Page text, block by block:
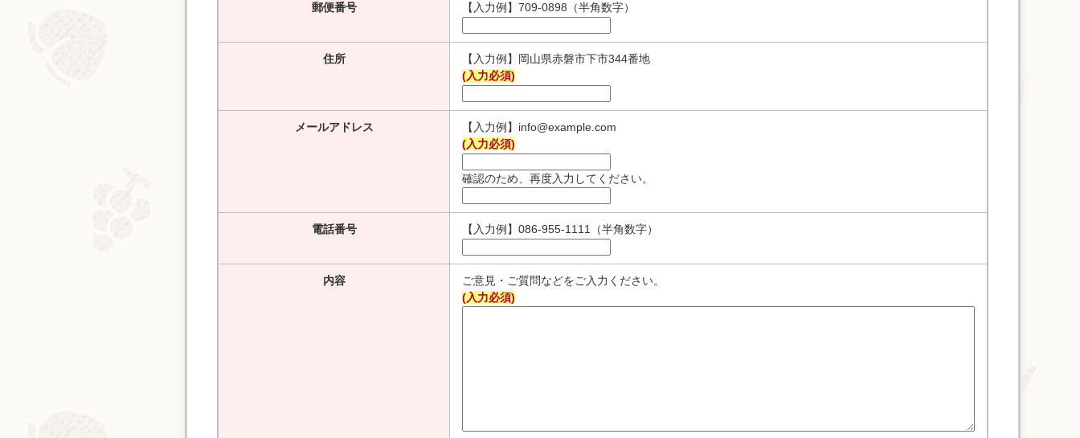
郵便番号 【入力例】709-0898（半角数字）
住所
【入力例】岡山県赤磐市下市344番地
(入力必須)
メールアドレス
【入力例】info@example.com
(入力必須)
確認のため、再度入力してください。
電話番号 【入力例】086-955-1111（半角数字）
内容
ご意見・ご質問などをご入力ください。
(入力必須)